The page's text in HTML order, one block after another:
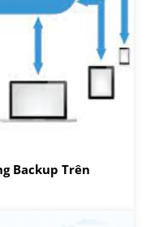
Backup Trên